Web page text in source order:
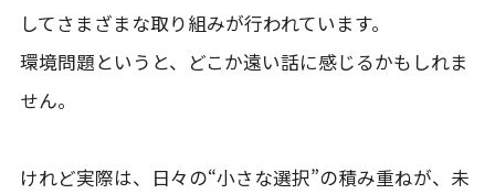
してさまざまな取り組みが行われています。
環境問題というと、どこか遠い話に感じるかもしれま
せん。
けれど実際は、日々の“小さな選択”の積み重ねが、未